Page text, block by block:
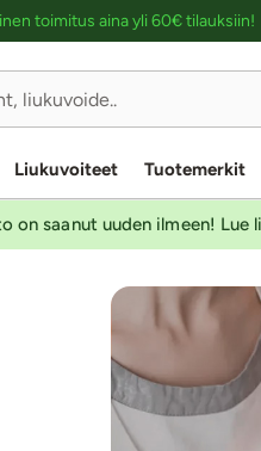
toimitus aina yli 60€ tilauksiin!
Liukuvoiteet Tuotemerkit
on saanut uuden ilmeen! Lue